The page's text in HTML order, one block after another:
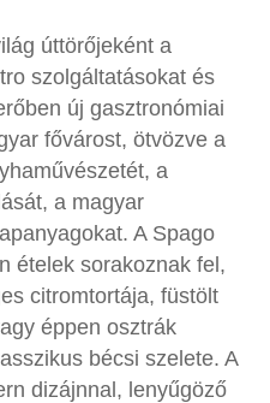
úttörőjeként a
szolgáltatásokat és
új gasztronómiai
fővárost, ötvözve a
a
a magyar
A Spago
ételek sorakoznak fel,
citromtortája, füstölt
éppen osztrák
bécsi szelete. A
dizájnnal, lenyűgöző